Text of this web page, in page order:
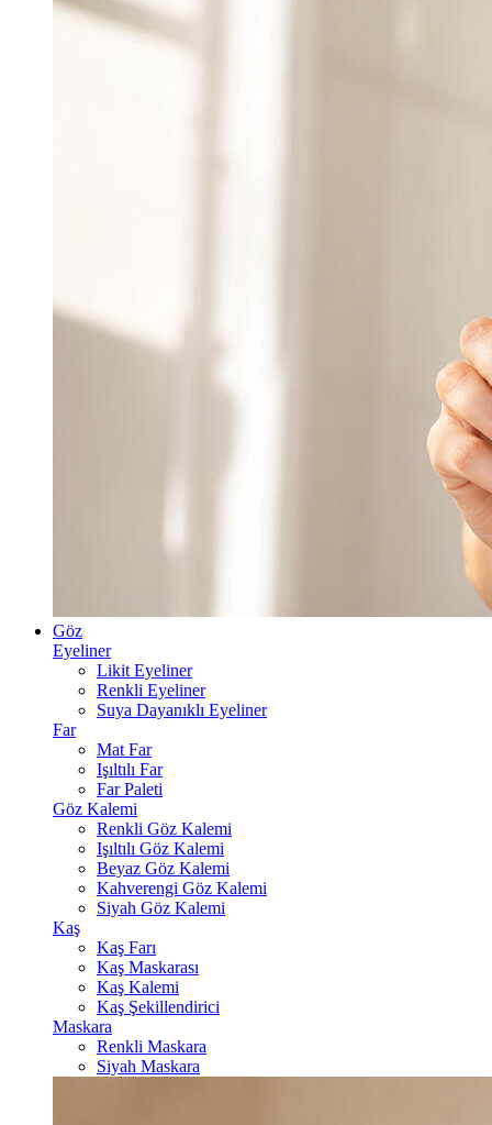
Göz
Eyeliner
Likit Eyeliner
Renkli Eyeliner
Suya Dayanıklı Eyeliner
Far
Mat Far
Işıltılı Far
Far Paleti
Göz Kalemi
Renkli Göz Kalemi
Işıltılı Göz Kalemi
Beyaz Göz Kalemi
Kahverengi Göz Kalemi
Siyah Göz Kalemi
Kaş
Kaş Farı
Kaş Maskarası
Kaş Kalemi
Kaş Şekillendirici
Maskara
Renkli Maskara
Siyah Maskara